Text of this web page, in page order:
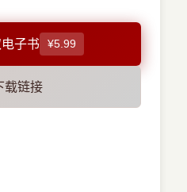
子书 ¥5.99
载链接